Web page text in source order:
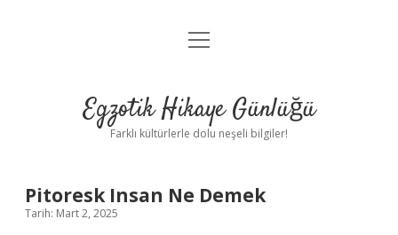
Anasayfa
Yasal Uyarı
menüyü
Egzotik Hikaye Günlüğü
Farklı kültürlerle dolu neşeli bilgiler!
Pitoresk Insan Ne Demek
Tarih: Mart 2, 2025